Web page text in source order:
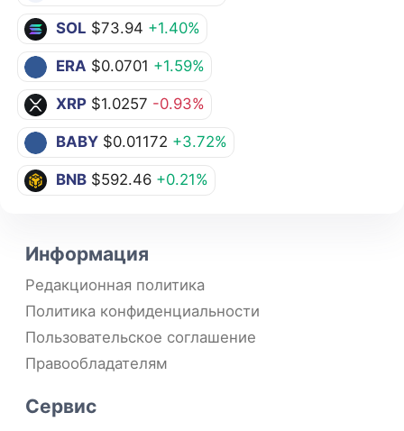
SOL $73.94 +1.40%
ERA $0.0701 +1.59%
XRP $1.0257 -0.93%
BABY $0.01172 +3.72%
BNB $592.46 +0.21%
Информация
Редакционная политика
Политика конфиденциальности
Пользовательское соглашение
Правообладателям
Сервис